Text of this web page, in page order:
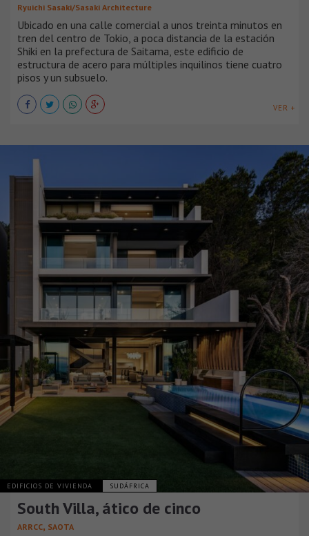
Ryuichi Sasaki/Sasaki Architecture
Ubicado en una calle comercial a unos treinta minutos en
tren del centro de Tokio, a poca distancia de la estación
Shiki en la prefectura de Saitama, este edificio de
estructura de acero para múltiples inquilinos tiene cuatro
pisos y un subsuelo.
VER +
EDIFICIOS DE VIVIENDA SUDÁFRICA
South Villa, ático de cinco
ARRCC, SAOTA